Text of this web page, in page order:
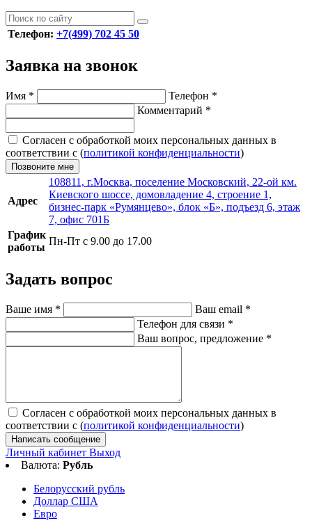
Телефон: +7(499) 702 45 50
Заявка на звонок
Имя * Телефон *
Комментарий *
Согласен с обработкой моих персональных данных в
соответствии с (политикой конфиденциальности)
Позвоните мне
Адрес
108811, г.Москва, поселение Московский, 22-ой км.
Киевского шоссе, домовладение 4, строение 1,
бизнес-парк «Румянцево», блок «Б», подъезд 6, этаж
7, офис 701Б
График
работы
Пн-Пт с 9.00 до 17.00
Задать вопрос
Ваше имя * Ваш email *
Телефон для связи *
Ваш вопрос, предложение *
Согласен с обработкой моих персональных данных в
соответствии с (политикой конфиденциальности)
Написать сообщение
Личный кабинет Выход
Валюта: Рубль
Белорусский рубль
Доллар США
Евро